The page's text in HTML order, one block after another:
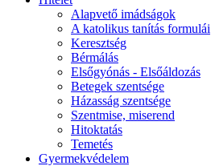
Alapvető imádságok
A katolikus tanítás formulái
Keresztség
Bérmálás
Elsőgyónás - Elsőáldozás
Betegek szentsége
Házasság szentsége
Szentmise, miserend
Hitoktatás
Temetés
Gyermekvédelem